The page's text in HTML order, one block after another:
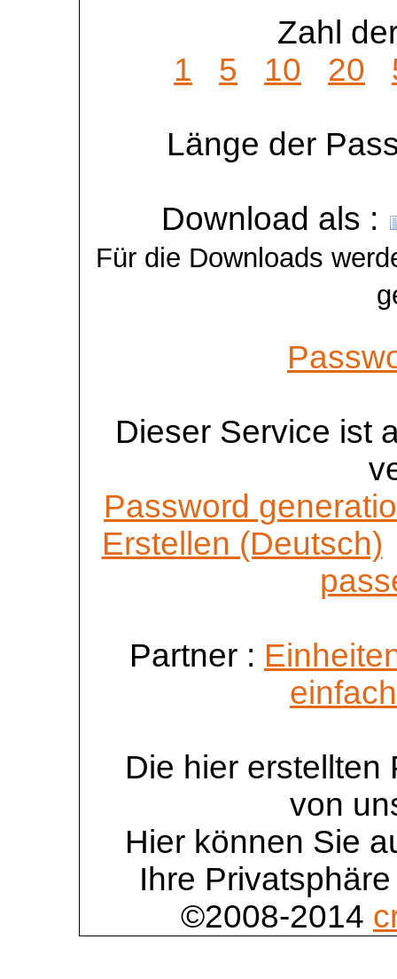
Zahl
1
5 10 20
Länge der
Download als :
Für die Downloads
Dieser Service ist
Password
Erstellen (Deutsch)
Partner :
Die hier
von
Hier können Sie
Ihre
©2008-2014